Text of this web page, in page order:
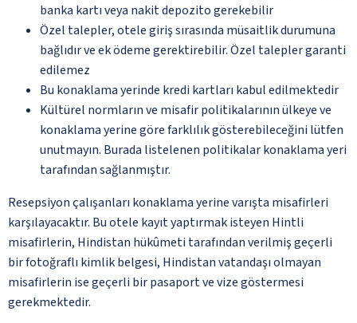
banka kartı veya nakit depozito gerekebilir
Özel talepler, otele giriş sırasında müsaitlik durumuna
bağlıdır ve ek ödeme gerektirebilir. Özel talepler garanti
edilemez
Bu konaklama yerinde kredi kartları kabul edilmektedir
Kültürel normların ve misafir politikalarının ülkeye ve
konaklama yerine göre farklılık gösterebileceğini lütfen
unutmayın. Burada listelenen politikalar konaklama yeri
tarafından sağlanmıştır.
Resepsiyon çalışanları konaklama yerine varışta misafirleri
karşılayacaktır. Bu otele kayıt yaptırmak isteyen Hintli
misafirlerin, Hindistan hükûmeti tarafından verilmiş geçerli
bir fotoğraflı kimlik belgesi, Hindistan vatandaşı olmayan
misafirlerin ise geçerli bir pasaport ve vize göstermesi
gerekmektedir.